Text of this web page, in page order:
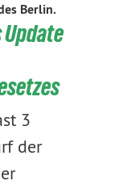
Berlin.
Update
3
der